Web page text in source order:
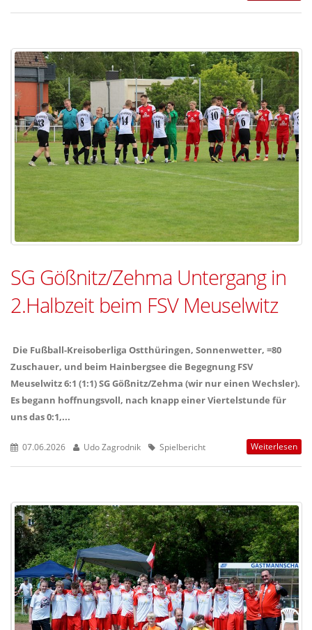
SG Gößnitz/Zehma Untergang in
2.Halbzeit beim FSV Meuselwitz
Die Fußball-Kreisoberliga Ostthüringen, Sonnenwetter, =80
Zuschauer, und beim Hainbergsee die Begegnung FSV
Meuselwitz 6:1 (1:1) SG Gößnitz/Zehma (wir nur einen Wechsler).
Es begann hoffnungsvoll, nach knapp einer Viertelstunde für
uns das 0:1,...
07.06.2026 Udo Zagrodnik Spielbericht Weiterlesen